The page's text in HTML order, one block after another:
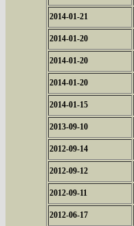
2014-01-21
2014-01-20
2014-01-20
2014-01-20
2014-01-15
2013-09-10
2012-09-14
2012-09-12
2012-09-11
2012-06-17